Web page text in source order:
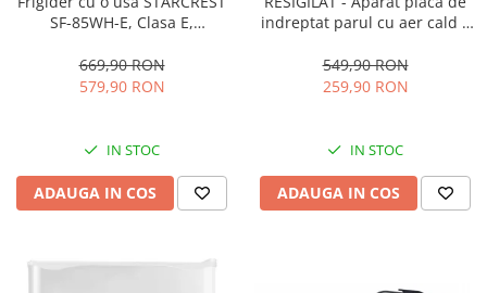
SF-85WH-E, Clasa E,
interioara, Compartiment
gheata, H 82 cm, Alb
669,90 RON
579,90 RON
IN STOC
ADAUGA IN COS
indreptat parul cu aer cald 2
1300 W, Uscare si indreptare,
Afisaj LCD, Tehnologie cu ioni
549,90 RON
259,90 RON
IN STOC
ADAUGA IN COS